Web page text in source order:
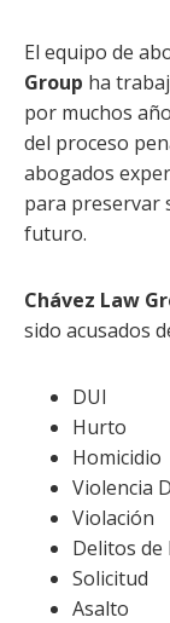
El equipo de
Group ha
por muchos
del proceso
abogados
para preservar
futuro.
Chávez Law
sido acusados
DUI
Hurto
Homicidio
Violencia
Violación
Delitos de
Solicitud
Asalto